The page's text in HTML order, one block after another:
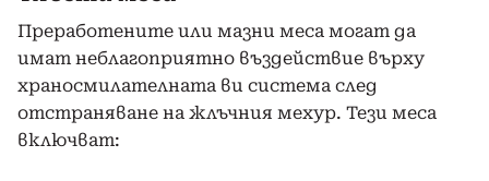
Преработените или мазни меса могат да
имат неблагоприятно въздействие върху
храносмилателната ви система след
отстраняване на жлъчния мехур. Тези меса
включват: